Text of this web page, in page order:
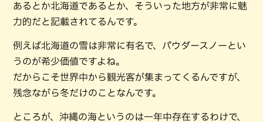
あるとか北海道であるとか、そういった地方が非常に魅
力的だと記載されてるんです。
例えば北海道の雪は非常に有名で、パウダースノーとい
うのが希少価値ですよね。
だからこそ世界中から観光客が集まってくるんですが、
残念ながら冬だけのことなんです。
ところが、沖縄の海というのは一年中存在するわけで、